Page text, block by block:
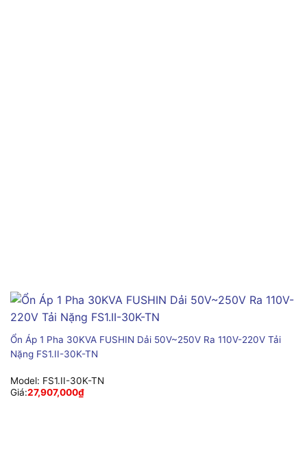
Ổn Áp 1 Pha 30KVA FUSHIN Dải 50V~250V Ra 110V-220V Tải
Nặng FS1.II-30K-TN
Model: FS1.II-30K-TN
Giá:27,907,000₫